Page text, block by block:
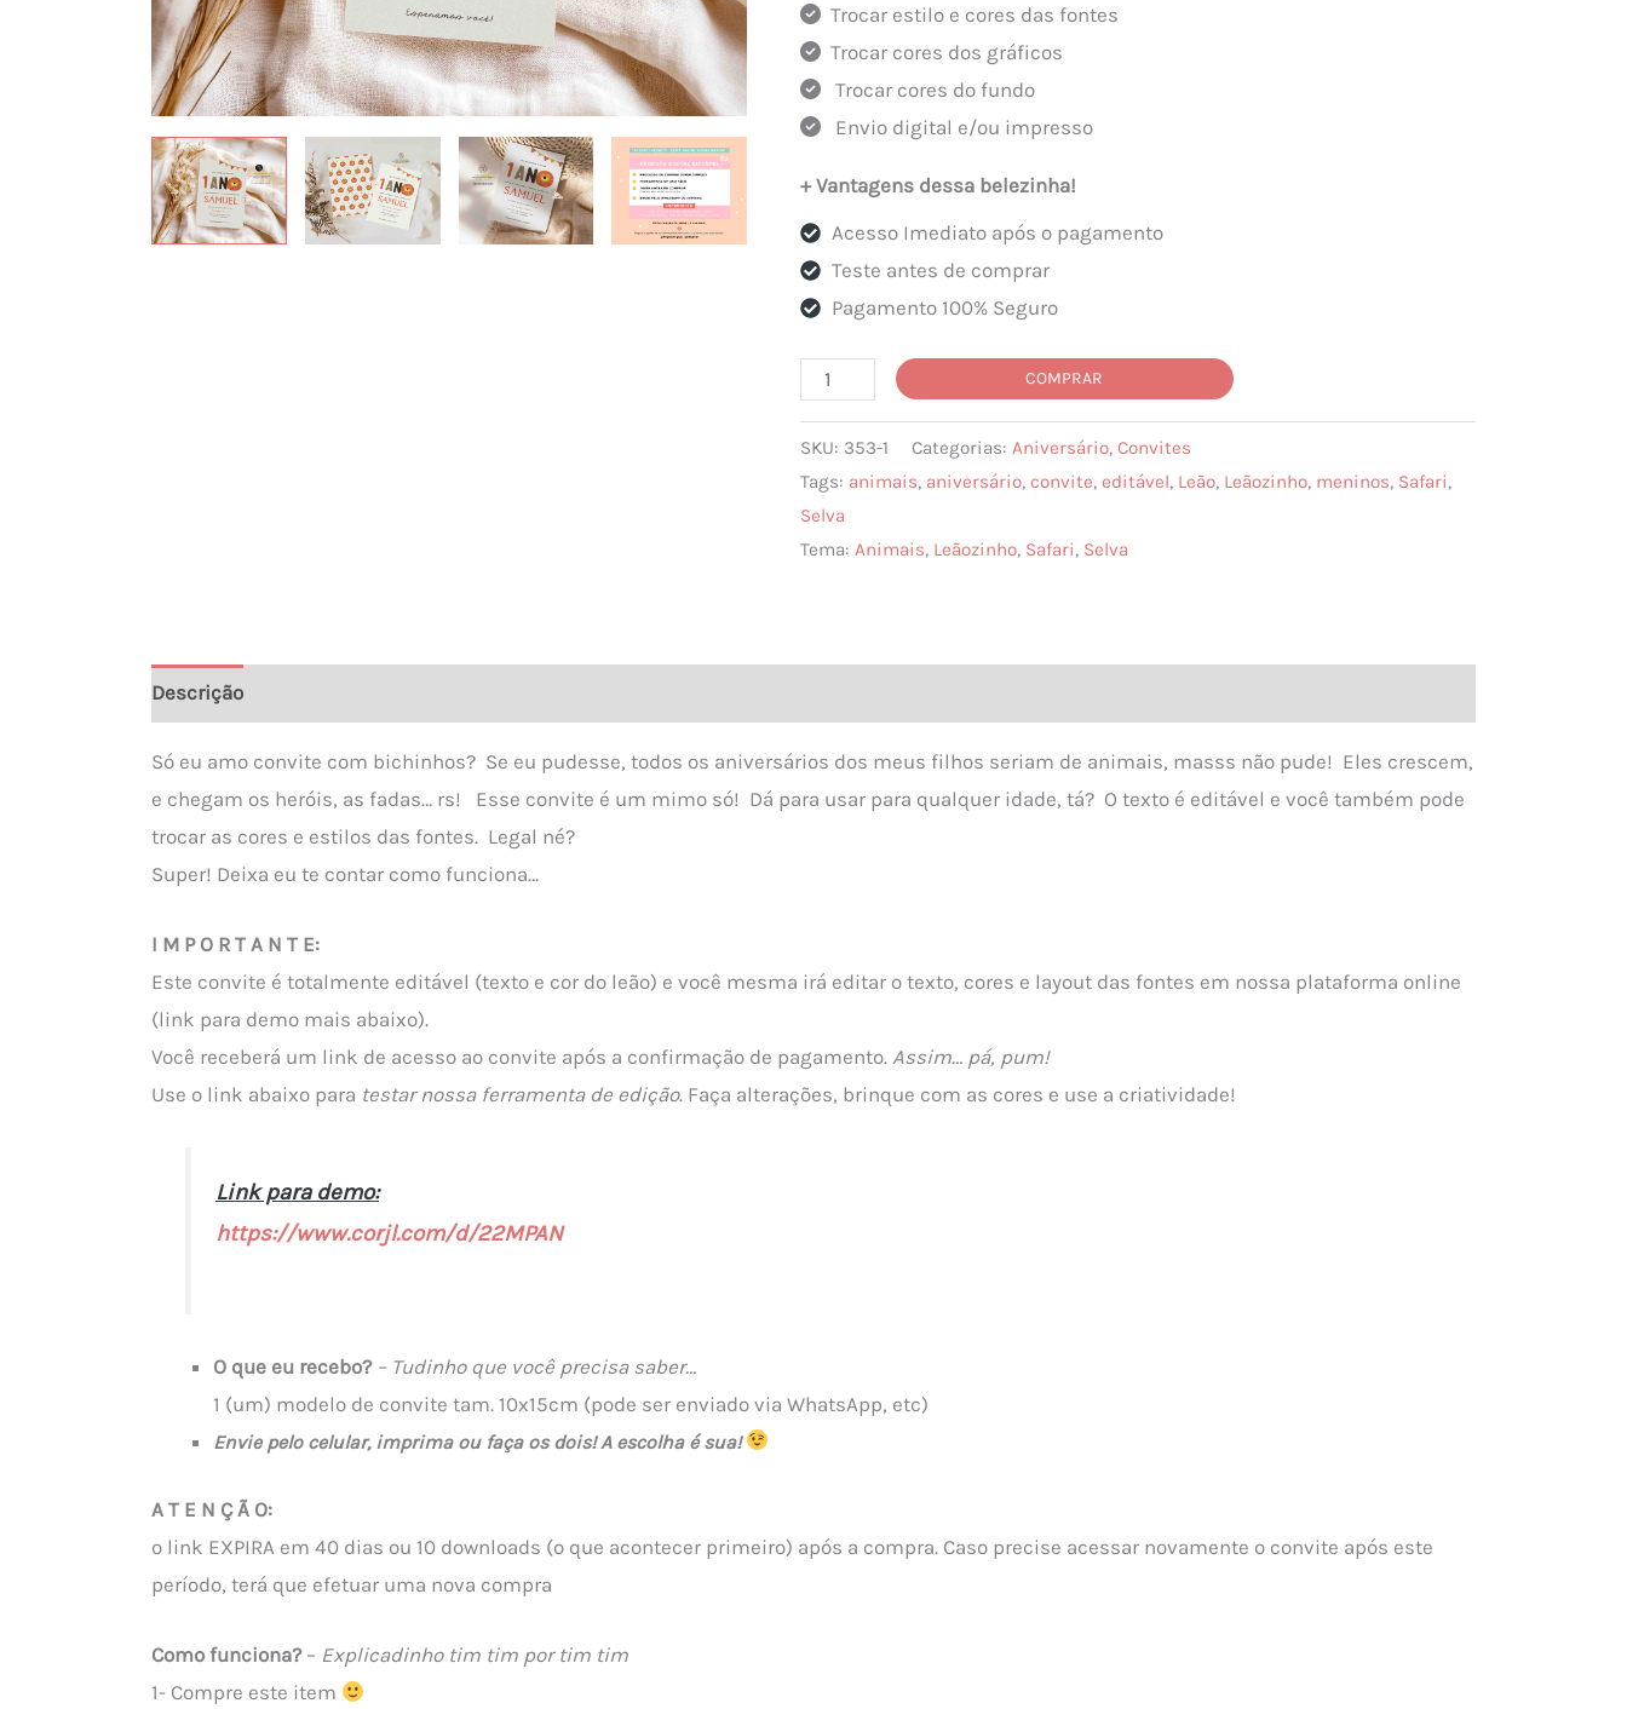
Trocar estilo e cores das fontes
Trocar cores dos gráficos
Trocar cores do fundo
Envio digital e/ou impresso
+ Vantagens dessa belezinha!
Acesso Imediato após o pagamento
Teste antes de comprar
Pagamento 100% Seguro
Convite
Aniversário
Leãozinho
quantidade
COMPRAR
SKU: 353-1 Categorias:Aniversário,Convites
Tags: animais, aniversário,convite,editável, Leão, Leãozinho, meninos, Safari,
Selva
Tema:Animais, Leãozinho, Safari, Selva
Descrição
Só eu amo convite com bichinhos? Se eu pudesse, todos os aniversários dos meus filhos seriam de animais, masss não pude! Eles crescem,
e chegam os heróis, as fadas… rs! Esse convite é um mimo só! Dá para usar para qualquer idade, tá? O texto é editável e você também pode
trocar as cores e estilos das fontes. Legal né?
Super! Deixa eu te contar como funciona…
I M P O R T A N T E:
Este convite é totalmente editável (texto e cor do leão) e você mesma irá editar o texto, cores e layout das fontes em nossa plataforma online
(link para demo mais abaixo).
Você receberá um link de acesso ao convite após a confirmação de pagamento. Assim… pá, pum!
Use o link abaixo para testar nossa ferramenta de edição. Faça alterações, brinque com as cores e use a criatividade!
Link para demo:
https://www.corjl.com/d/22MPAN
O que eu recebo? – Tudinho que você precisa saber…
1 (um) modelo de convite tam. 10x15cm (pode ser enviado via WhatsApp, etc)
Envie pelo celular, imprima ou faça os dois! A escolha é sua!
A T E N Ç Ã O:
o link EXPIRA em 40 dias ou 10 downloads (o que acontecer primeiro) após a compra. Caso precise acessar novamente o convite após este
período, terá que efetuar uma nova compra
Como funciona?– Explicadinho tim tim por tim tim
1- Compre este item